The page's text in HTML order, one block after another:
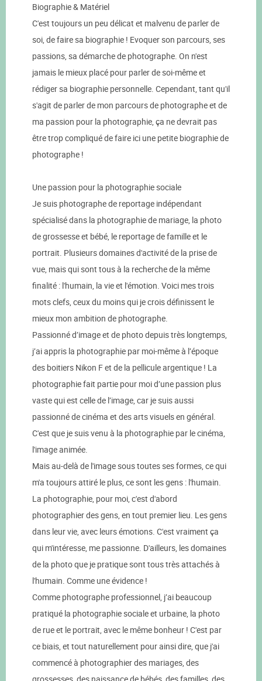
Biographie & Matériel
C'est toujours un peu délicat et malvenu de parler de
soi, de faire sa biographie ! Evoquer son parcours, ses
passions, sa démarche de photographe. On n'est
jamais le mieux placé pour parler de soi-même et
rédiger sa biographie personnelle. Cependant, tant qu'il
s'agit de parler de mon parcours de photographe et de
ma passion pour la photographie, ça ne devrait pas
être trop compliqué de faire ici une petite biographie de
photographe !
Une passion pour la photographie sociale
Je suis photographe de reportage indépendant
spécialisé dans la photographie de mariage, la photo
de grossesse et bébé, le reportage de famille et le
portrait. Plusieurs domaines d'activité de la prise de
vue, mais qui sont tous à la recherche de la même
finalité : l'humain, la vie et l'émotion. Voici mes trois
mots clefs, ceux du moins qui je crois définissent le
mieux mon ambition de photographe.
Passionné d’image et de photo depuis très longtemps,
j’ai appris la photographie par moi-même à l’époque
des boitiers Nikon F et de la pellicule argentique ! La
photographie fait partie pour moi d’une passion plus
vaste qui est celle de l’image, car je suis aussi
passionné de cinéma et des arts visuels en général.
C'est que je suis venu à la photographie par le cinéma,
l'image animée.
Mais au-delà de l'image sous toutes ses formes, ce qui
m'a toujours attiré le plus, ce sont les gens : l'humain.
La photographie, pour moi, c'est d'abord
photographier des gens, en tout premier lieu. Les gens
dans leur vie, avec leurs émotions. C'est vraiment ça
qui m'intéresse, me passionne. D'ailleurs, les domaines
de la photo que je pratique sont tous très attachés à
l'humain. Comme une évidence !
Comme photographe professionnel, j’ai beaucoup
pratiqué la photographie sociale et urbaine, la photo
de rue et le portrait, avec le même bonheur ! C'est par
ce biais, et tout naturellement pour ainsi dire, que j'ai
commencé à photographier des mariages, des
grossesses, des naissance de bébés, des familles, des